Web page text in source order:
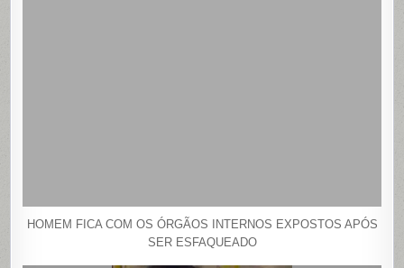
HOMEM FICA COM OS ÓRGÃOS INTERNOS EXPOSTOS APÓS
SER ESFAQUEADO